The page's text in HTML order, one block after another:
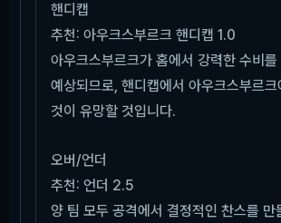
핸디캡
추천: 아우크스부르크 핸디캡 1.0
아우크스부르크가 홈에서 강력한 수비
예상되므로, 핸디캡에서 아우크스부르크
것이 유망할 것입니다.
오버/언더
추천: 언더 2.5
양 팀 모두 공격에서 결정적인 찬스를 만